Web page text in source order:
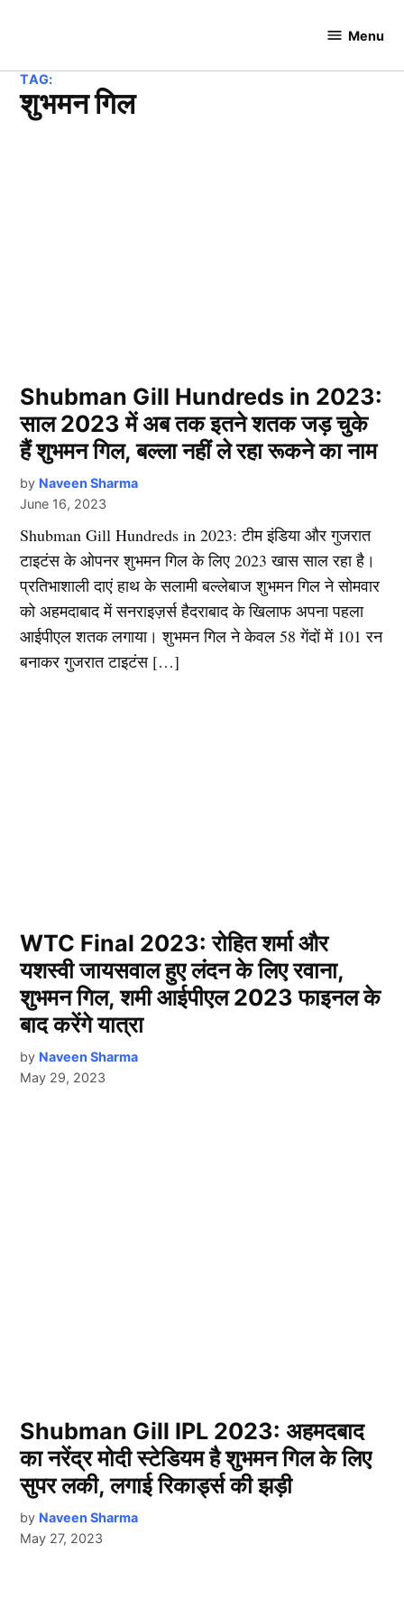
Hundred
Menu
TAG:
शुभमन गिल
Shubman Gill Hundreds in 2023:
साल 2023 में अब तक इतने शतक जड़ चुके
हैं शुभमन गिल, बल्ला नहीं ले रहा रूकने का नाम
by Naveen Sharma
June 16, 2023
Shubman Gill Hundreds in 2023: टीम इंडिया और गुजरात
टाइटंस के ओपनर शुभमन गिल के लिए 2023 खास साल रहा है।
प्रतिभाशाली दाएं हाथ के सलामी बल्लेबाज शुभमन गिल ने सोमवार
को अहमदाबाद में सनराइज़र्स हैदराबाद के खिलाफ अपना पहला
आईपीएल शतक लगाया। शुभमन गिल ने केवल 58 गेंदों में 101 रन
बनाकर गुजरात टाइटंस […]
WTC Final 2023: रोहित शर्मा और
यशस्वी जायसवाल हुए लंदन के लिए रवाना,
शुभमन गिल, शमी आईपीएल 2023 फाइनल के
बाद करेंगे यात्रा
by Naveen Sharma
May 29, 2023
Shubman Gill IPL 2023: अहमदबाद
का नरेंद्र मोदी स्टेडियम है शुभमन गिल के लिए
सुपर लकी, लगाई रिकार्ड्स की झड़ी
by Naveen Sharma
May 27, 2023